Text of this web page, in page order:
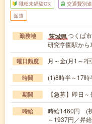
職種未経験OK 交通費別
派遣
勤務地 茨城県つくば市
研究学園駅か
曜日頻度 月～金(月1～2
時間 (1)8時半～17時
期間 【急募】即日
時給
時給1460円 (
～1937円／昇